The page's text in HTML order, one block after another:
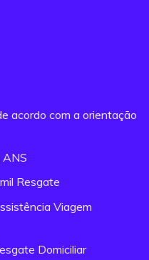
acordo com a orientação
ANS
Resgate
Viagem
Domiciliar